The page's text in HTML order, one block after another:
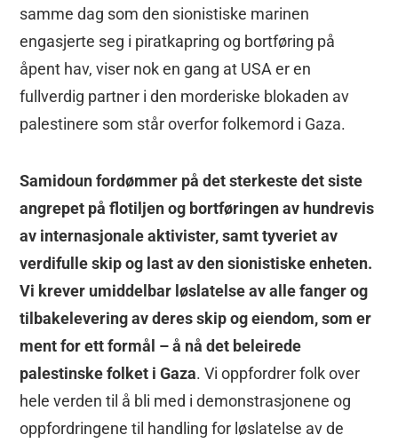
samme dag som den sionistiske marinen
engasjerte seg i piratkapring og bortføring på
åpent hav, viser nok en gang at USA er en
fullverdig partner i den morderiske blokaden av
palestinere som står overfor folkemord i Gaza.
Samidoun fordømmer på det sterkeste det siste
angrepet på flotiljen og bortføringen av hundrevis
av internasjonale aktivister, samt tyveriet av
verdifulle skip og last av den sionistiske enheten.
Vi krever umiddelbar løslatelse av alle fanger og
tilbakelevering av deres skip og eiendom, som er
ment for ett formål – å nå det beleirede
palestinske folket i Gaza. Vi oppfordrer folk over
hele verden til å bli med i demonstrasjonene og
oppfordringene til handling for løslatelse av de